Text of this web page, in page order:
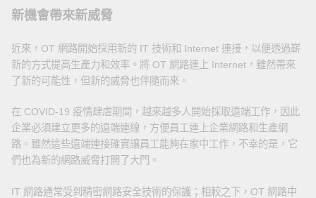
新機會帶來新威脅
近來，OT 網路開始採用新的 IT 技術和 Internet 連接，以便透過嶄
新的方式提高生產力和效率。將 OT 網路連上 Internet，雖然帶來
了新的可能性，但新的威脅也伴隨而來。
在 COVID-19 疫情肆虐期間，越來越多人開始採取遠端工作，因此
企業必須建立更多的遠端連線，方便員工連上企業網路和生產網
路。雖然這些遠端連接確實讓員工能夠在家中工作，不幸的是，它
們也為新的網路威脅打開了大門。
IT 網路通常受到精密網路安全技術的保護；相較之下，OT 網路中